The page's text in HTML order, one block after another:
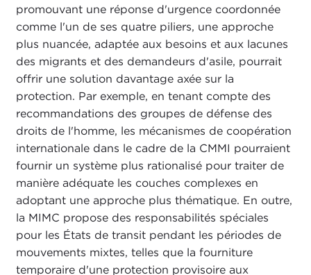
promouvant une réponse d'urgence coordonnée
comme l'un de ses quatre piliers, une approche
plus nuancée, adaptée aux besoins et aux lacunes
des migrants et des demandeurs d'asile, pourrait
offrir une solution davantage axée sur la
protection. Par exemple, en tenant compte des
recommandations des groupes de défense des
droits de l'homme, les mécanismes de coopération
internationale dans le cadre de la CMMI pourraient
fournir un système plus rationalisé pour traiter de
manière adéquate les couches complexes en
adoptant une approche plus thématique. En outre,
la MIMC propose des responsabilités spéciales
pour les États de transit pendant les périodes de
mouvements mixtes, telles que la fourniture
temporaire d'une protection provisoire aux